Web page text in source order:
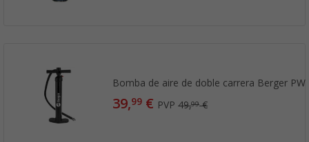
Bomba de aire de doble carrera Berger
39,99 € PVP49,99€